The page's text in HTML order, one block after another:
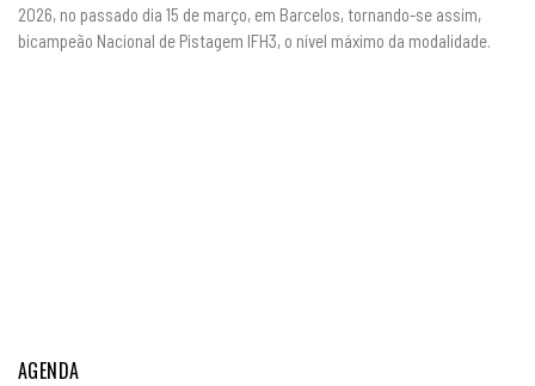
2026, no passado dia 15 de março, em Barcelos, tornando-se assim,
bicampeão Nacional de Pistagem IFH3, o nível máximo da modalidade.
AGENDA